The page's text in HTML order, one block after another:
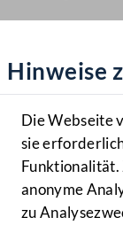
Hilfe
Benutzer
MENÜ
Hinweise
Die Webseite
sie
Funktionalität.
anonyme
zu
Einlangen NR
Einlangen BR